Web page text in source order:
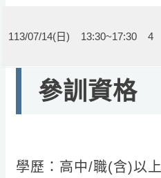
113/07/14(日) 13:30~17:30 4
參訓資格
學歷：高中/職(含)以上